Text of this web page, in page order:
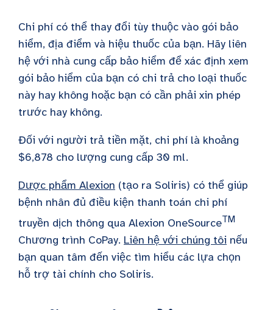
Chi phí có thể thay đổi tùy thuộc vào gói bảo
hiểm, địa điểm và hiệu thuốc của bạn. Hãy liên
hệ với nhà cung cấp bảo hiểm để xác định xem
gói bảo hiểm của bạn có chi trả cho loại thuốc
này hay không hoặc bạn có cần phải xin phép
trước hay không.
Đối với người trả tiền mặt, chi phí là khoảng
$6,878 cho lượng cung cấp 30 ml.
Dược phẩm Alexion (tạo ra Soliris) có thể giúp
bệnh nhân đủ điều kiện thanh toán chi phí
truyền dịch thông qua Alexion OneSourceTM
Chương trình CoPay. Liên hệ với chúng tôi nếu
bạn quan tâm đến việc tìm hiểu các lựa chọn
hỗ trợ tài chính cho Soliris.